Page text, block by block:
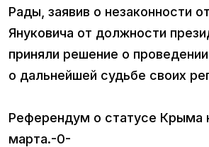
Рады, заявив о незаконности
Януковича от должности
приняли решение о
о дальнейшей судьбе своих
Референдум о статусе Крыма
марта.-0-